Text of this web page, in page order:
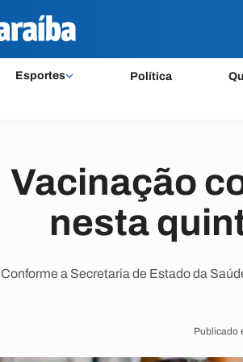
Esportes Política
Vacinação
nesta
Conforme a Secretaria de Estado da
Publicado